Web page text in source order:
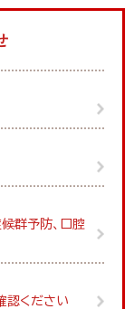
群予防、口腔
認ください